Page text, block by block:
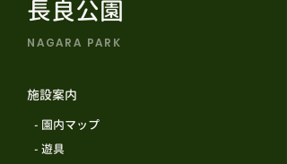
長良公園
NAGARA PARK
施設案内
​ - 園内マップ
​ - 遊具